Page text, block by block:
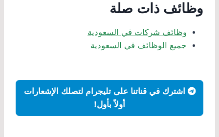
وظائف ذات صلة
وظائف شركات في السعودية
جميع الوظائف في السعودية
اشترك في قناتنا على تليجرام لتصلك الإشعارات
أولاً بأول!